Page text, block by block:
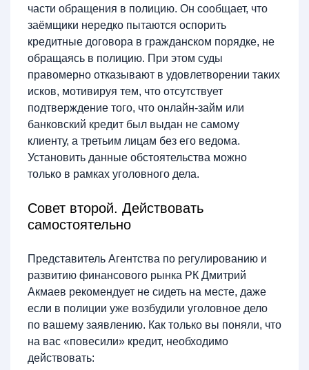
части обращения в полицию. Он сообщает, что
заёмщики нередко пытаются оспорить
кредитные договора в гражданском порядке, не
обращаясь в полицию. При этом суды
правомерно отказывают в удовлетворении таких
исков, мотивируя тем, что отсутствует
подтверждение того, что онлайн-займ или
банковский кредит был выдан не самому
клиенту, а третьим лицам без его ведома.
Установить данные обстоятельства можно
только в рамках уголовного дела.
Совет второй. Действовать
самостоятельно
Представитель Агентства по регулированию и
развитию финансового рынка РК Дмитрий
Акмаев рекомендует не сидеть на месте, даже
если в полиции уже возбудили уголовное дело
по вашему заявлению. Как только вы поняли, что
на вас «повесили» кредит, необходимо
действовать: